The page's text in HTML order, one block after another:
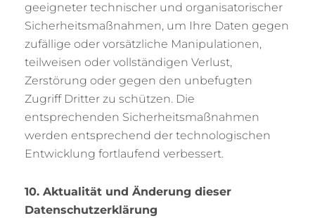
geeigneter technischer und organisatorischer
Sicherheitsmaßnahmen, um Ihre Daten gegen
zufällige oder vorsätzliche Manipulationen,
teilweisen oder vollständigen Verlust,
Zerstörung oder gegen den unbefugten
Zugriff Dritter zu schützen. Die
entsprechenden Sicherheitsmaßnahmen
werden entsprechend der technologischen
Entwicklung fortlaufend verbessert.
10. Aktualität und Änderung dieser
Datenschutzerklärung